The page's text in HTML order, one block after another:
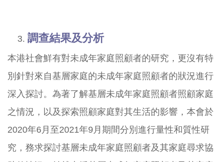
調查結果及分析
本港社會鮮有對未成年家庭照顧者的研究，更沒有特
別針對來自基層家庭的未成年家庭照顧者的狀況進行
深入探討。為著了解基層未成年家庭照顧者照顧家庭
之情況，以及探索照顧家庭對其生活的影響，本會於
2020年6月至2021年9月期間分別進行量性和質性研
究，務求探討基層未成年家庭照顧者及其家庭尋求協